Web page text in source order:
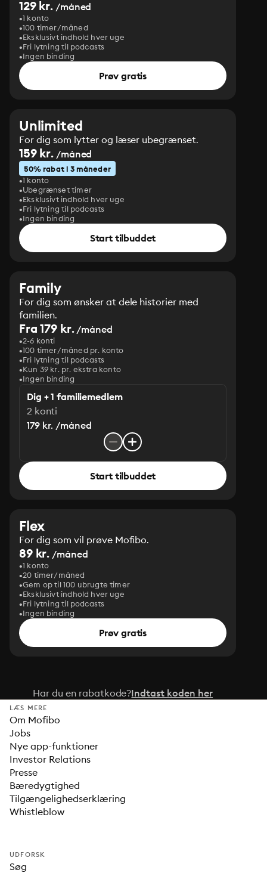
129 kr. /måned
1 konto
100 timer/måned
Eksklusivt indhold hver uge
Fri lytning til podcasts
Ingen binding
Prøv gratis
Unlimited
For dig som lytter og læser ubegrænset.
159 kr. /måned
50% rabat i 3 måneder
1 konto
Ubegrænset timer
Eksklusivt indhold hver uge
Fri lytning til podcasts
Ingen binding
Start tilbuddet
Family
For dig som ønsker at dele historier med
familien.
Fra 179 kr./måned
2-6 konti
100 timer/måned pr. konto
Fri lytning til podcasts
Kun 39 kr. pr. ekstra konto
Ingen binding
Dig + 1 familiemedlem
2 konti
179 kr. /måned
Start tilbuddet
Flex
For dig som vil prøve Mofibo.
89 kr. /måned
1 konto
20 timer/måned
Gem op til 100 ubrugte timer
Eksklusivt indhold hver uge
Fri lytning til podcasts
Ingen binding
Prøv gratis
Har du en rabatkode?Indtast koden her
LÆS MERE
Om Mofibo
Jobs
Nye app-funktioner
Investor Relations
Presse
Bæredygtighed
Tilgængelighedserklæring
Whistleblow
UDFORSK
Søg